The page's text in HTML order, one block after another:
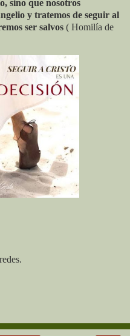
sino que nosotros
y tratemos de seguir al
ser salvos ( Homilía de